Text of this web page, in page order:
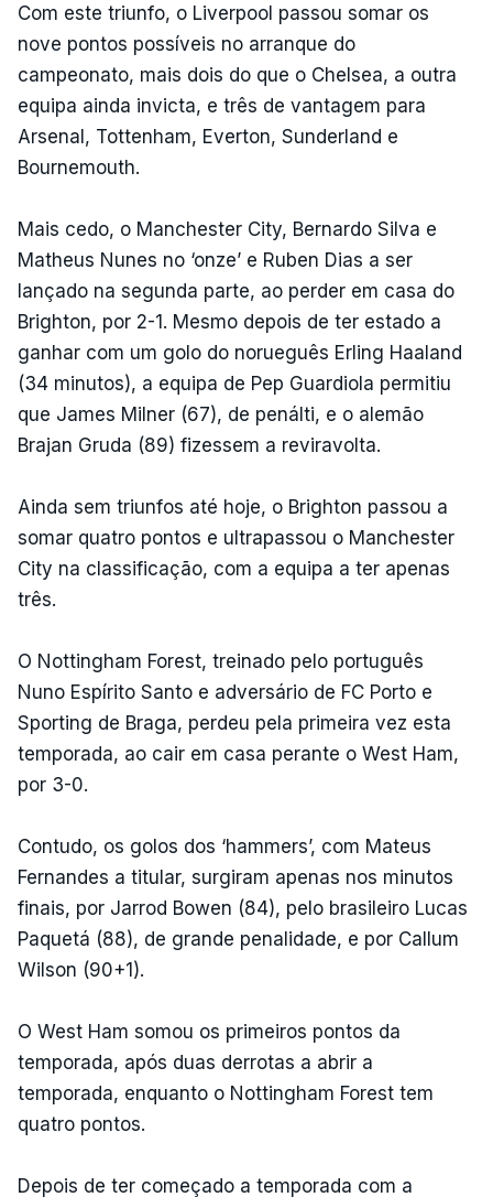
Com este triunfo, o Liverpool passou somar os
nove pontos possíveis no arranque do
campeonato, mais dois do que o Chelsea, a outra
equipa ainda invicta, e três de vantagem para
Arsenal, Tottenham, Everton, Sunderland e
Bournemouth.
Mais cedo, o Manchester City, Bernardo Silva e
Matheus Nunes no ‘onze’ e Ruben Dias a ser
lançado na segunda parte, ao perder em casa do
Brighton, por 2-1. Mesmo depois de ter estado a
ganhar com um golo do norueguês Erling Haaland
(34 minutos), a equipa de Pep Guardiola permitiu
que James Milner (67), de penálti, e o alemão
Brajan Gruda (89) fizessem a reviravolta.
Ainda sem triunfos até hoje, o Brighton passou a
somar quatro pontos e ultrapassou o Manchester
City na classificação, com a equipa a ter apenas
três.
O Nottingham Forest, treinado pelo português
Nuno Espírito Santo e adversário de FC Porto e
Sporting de Braga, perdeu pela primeira vez esta
temporada, ao cair em casa perante o West Ham,
por 3-0.
Contudo, os golos dos ‘hammers’, com Mateus
Fernandes a titular, surgiram apenas nos minutos
finais, por Jarrod Bowen (84), pelo brasileiro Lucas
Paquetá (88), de grande penalidade, e por Callum
Wilson (90+1).
O West Ham somou os primeiros pontos da
temporada, após duas derrotas a abrir a
temporada, enquanto o Nottingham Forest tem
quatro pontos.
Depois de ter começado a temporada com a